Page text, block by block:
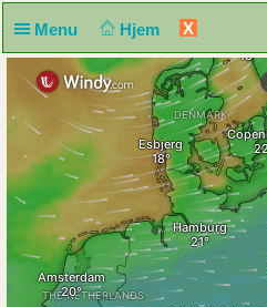
Menu Hjem X